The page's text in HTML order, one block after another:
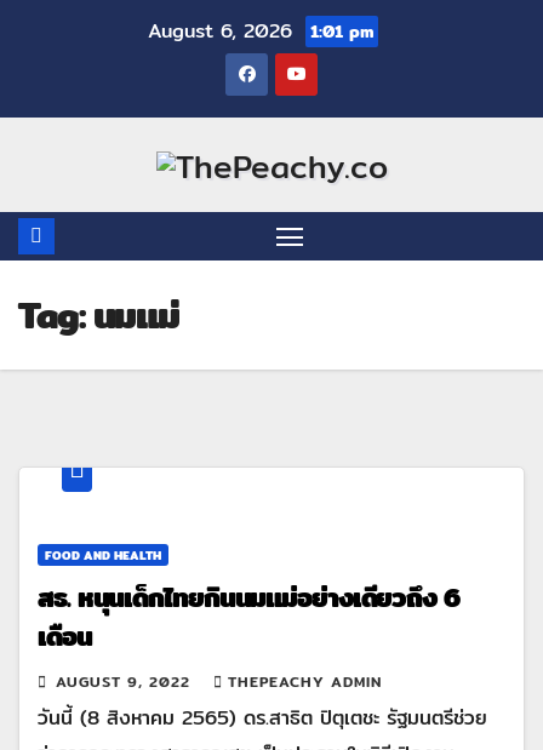
August 6, 2026 1:01 pm
Tag:นมแม่
FOOD AND HEALTH
สธ. หนุนเด็กไทยกินนมแม่อย่างเดียวถึง6
เดือน
AUGUST 9, 2022 THEPEACHY ADMIN
วันนี้ (8 สิงหาคม 2565) ดร.สาธิต ปิตุเตชะ รัฐมนตรีช่วย